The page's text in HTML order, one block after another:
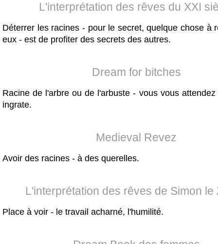
L'interprétation des rêves du XXI
Déterrer les racines - pour le secret, quelque chose à
eux - est de profiter des secrets des autres.
Dream for bitches
Racine de l'arbre ou de l'arbuste - vous vous
ingrate.
Medieval Revez
Avoir des racines - à des querelles.
L'interprétation des rêves de Simon le
Place à voir - le travail acharné, l'humilité.